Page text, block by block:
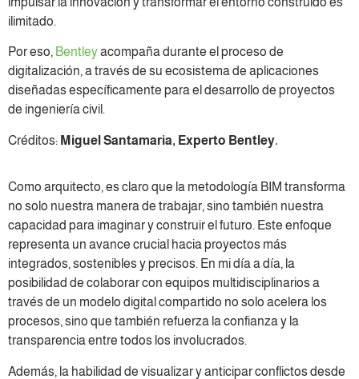
ilimitado.
Por eso, Bentleyacompaña durante el proceso de
digitalización, a través de su ecosistema de aplicaciones
diseñadas específicamente para el desarrollo de proyectos
de ingeniería civil.
Créditos: Miguel Santamaria, Experto Bentley.
Como arquitecto, es claro que la metodología BIM transforma
no solo nuestra manera de trabajar, sino también nuestra
capacidad para imaginar y construir el futuro. Este enfoque
representa un avance crucial hacia proyectos más
integrados, sostenibles y precisos. En mi día a día, la
posibilidad de colaborar con equipos multidisciplinarios a
través de un modelo digital compartido no solo acelera los
procesos, sino que también refuerza la confianza y la
transparencia entre todos los involucrados.
Además, la habilidad de visualizar y anticipar conflictos desde